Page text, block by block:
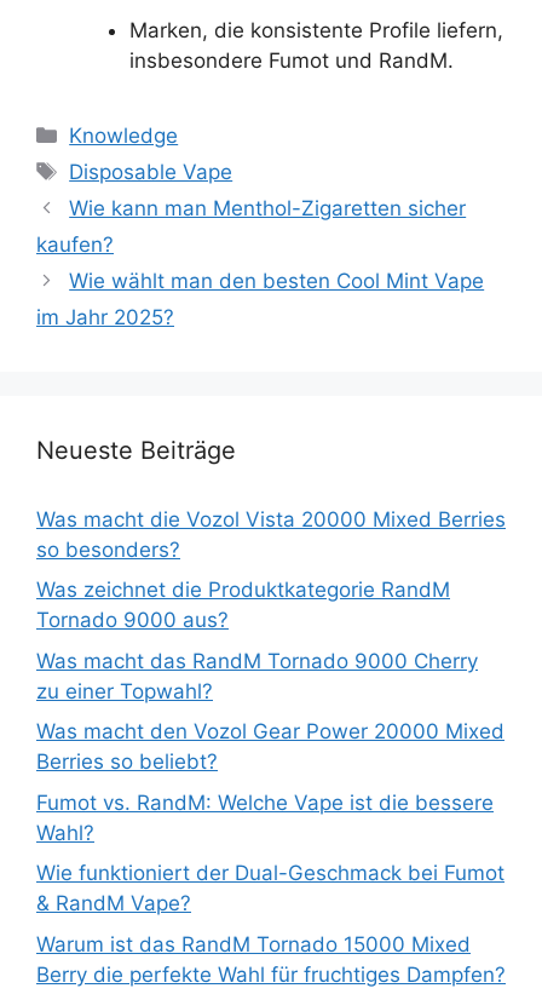
Marken, die konsistente Profile liefern,
insbesondere Fumot und RandM.
Knowledge
Disposable Vape
Wie kann man Menthol-Zigaretten sicher
kaufen?
Wie wählt man den besten Cool Mint Vape
im Jahr 2025?
Neueste Beiträge
Was macht die Vozol Vista 20000 Mixed Berries
so besonders?
Was zeichnet die Produktkategorie RandM
Tornado 9000 aus?
Was macht das RandM Tornado 9000 Cherry
zu einer Topwahl?
Was macht den Vozol Gear Power 20000 Mixed
Berries so beliebt?
Fumot vs. RandM: Welche Vape ist die bessere
Wahl?
Wie funktioniert der Dual-Geschmack bei Fumot
& RandM Vape?
Warum ist das RandM Tornado 15000 Mixed
Berry die perfekte Wahl für fruchtiges Dampfen?